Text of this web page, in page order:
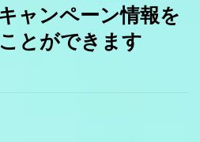
ャンペーン情報を
とができます